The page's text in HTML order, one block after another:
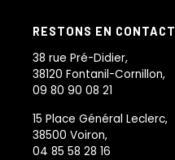
RESTONS EN CONTACT
38 rue Pré-Didier,
38120 Fontanil-Cornillon,
09 80 90 08 21
15 Place Général Leclerc,
38500 Voiron,
04 85 58 28 16